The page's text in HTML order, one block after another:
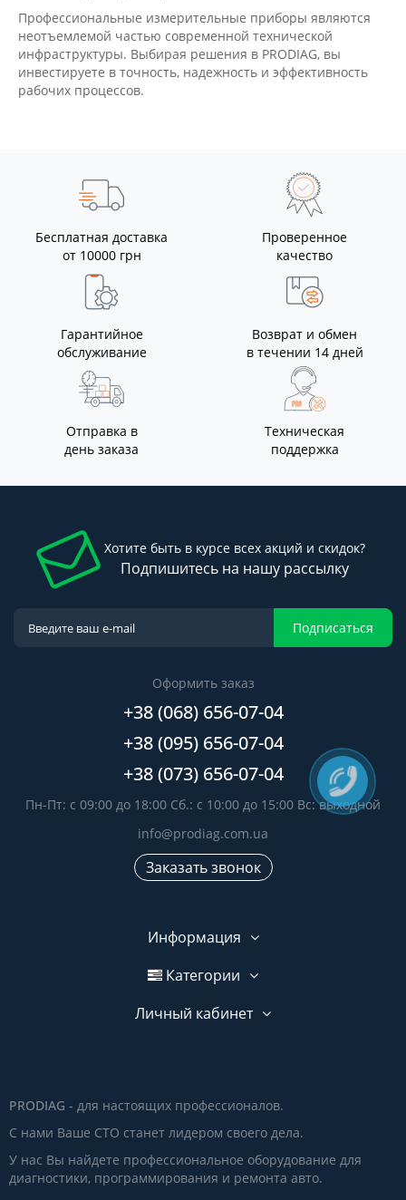
Профессиональные измерительные приборы являются
неотъемлемой частью современной технической
инфраструктуры. Выбирая решения в PRODIAG, вы
инвестируете в точность, надежность и эффективность
рабочих процессов.
Бесплатная доставка
от 10000 грн
Проверенное
качество
Гарантийное
обслуживание
Возврат и обмен
в течении 14 дней
Отправка в
день заказа
Техническая
поддержка
Хотите быть в курсе всех акций и скидок?
Подпишитесь на нашу рассылку
Подписаться
Оформить заказ
+38 (068) 656-07-04
+38 (095) 656-07-04
+38 (073) 656-07-04
Пн-Пт: с 09:00 до 18:00 Сб.: с 10:00 до 15:00 Вс: выходной
info@prodiag.com.ua
Заказать звонок
Информация
Категории
Личный кабинет
PRODIAG - для настоящих профессионалов.
С нами Ваше СТО станет лидером своего дела.
У нас Вы найдете профессиональное оборудование для
диагностики, программирования и ремонта авто.